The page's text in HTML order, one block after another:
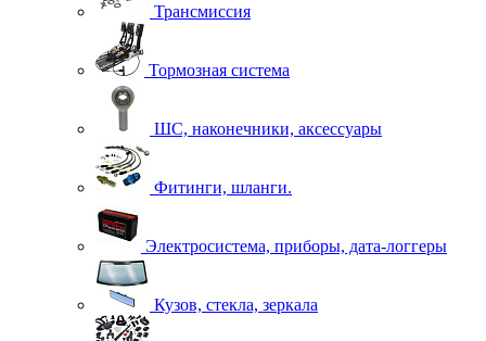
Трансмиссия
Тормозная система
ШС, наконечники, аксессуары
Фитинги, шланги.
Электросистема, приборы, дата-логгеры
Кузов, стекла, зеркала